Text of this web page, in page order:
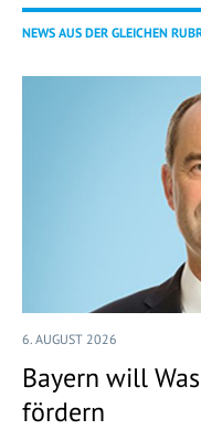
NEWS AUS DER GLEICHEN
6. AUGUST 2026
Bayern will
fördern